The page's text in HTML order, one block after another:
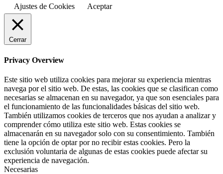
Ajustes de Cookies
Aceptar
Cerrar
Privacy Overview
Este sitio web utiliza cookies para mejorar su experiencia mientras
navega por el sitio web. De estas, las cookies que se clasifican como
necesarias se almacenan en su navegador, ya que son esenciales para
el funcionamiento de las funcionalidades básicas del sitio web.
También utilizamos cookies de terceros que nos ayudan a analizar y
comprender cómo utiliza este sitio web. Estas cookies se
almacenarán en su navegador solo con su consentimiento. También
tiene la opción de optar por no recibir estas cookies. Pero la
exclusión voluntaria de algunas de estas cookies puede afectar su
experiencia de navegación.
Necesarias